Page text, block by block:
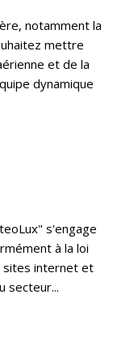
notamment la
mettre
et de la
dynamique
s'engage
à la loi
sites internet et
secteur...